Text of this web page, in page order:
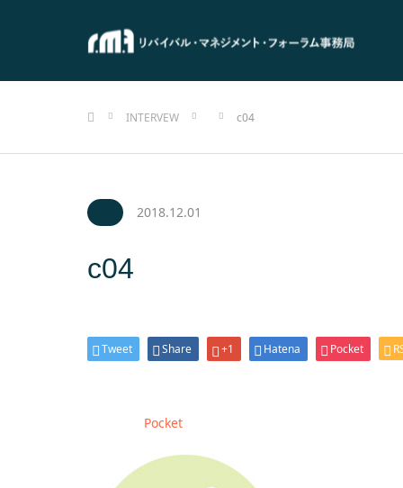
INTERVEW
c04
2018.12.01
c04
Tweet Share +1 Hatena Pocket
Pocket